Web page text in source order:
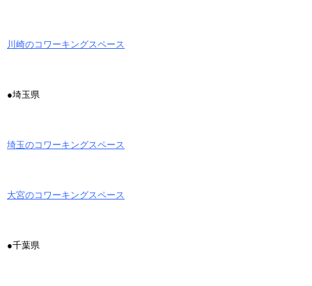
川崎のコワーキングスペース
●埼玉県
埼玉のコワーキングスペース
大宮のコワーキングスペース
●千葉県